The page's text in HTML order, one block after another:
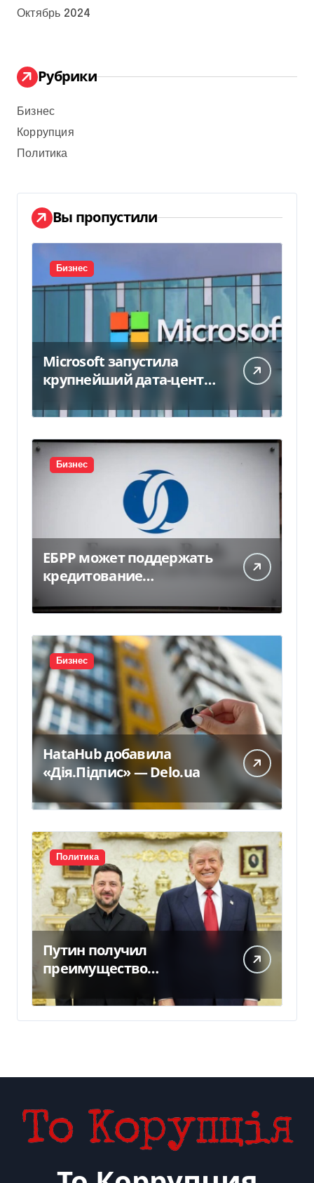
Октябрь 2024
Рубрики
Бизнес
Коррупция
Политика
Вы пропустили
Бизнес
Microsoft запустила
крупнейший дата-центр
миллиарда
Бизнес
ЕБРР может поддержать
кредитование
300 млн евро — Delo.ua
Бизнес
HataHub добавила
«Дія.Підпис» — Delo.ua
Политика
Путин получил
преимущество
благодаря действиям
США